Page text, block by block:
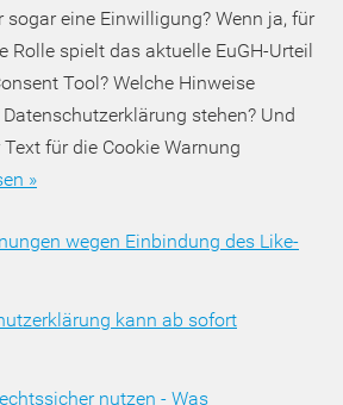
sogar eine Einwilligung? Wenn ja, für
Rolle spielt das aktuelle EuGH-Urteil
Tool? Welche Hinweise
stehen? Und
für die Cookie Warnung
»
wegen Einbindung des Like-
kann ab sofort
nutzen - Was